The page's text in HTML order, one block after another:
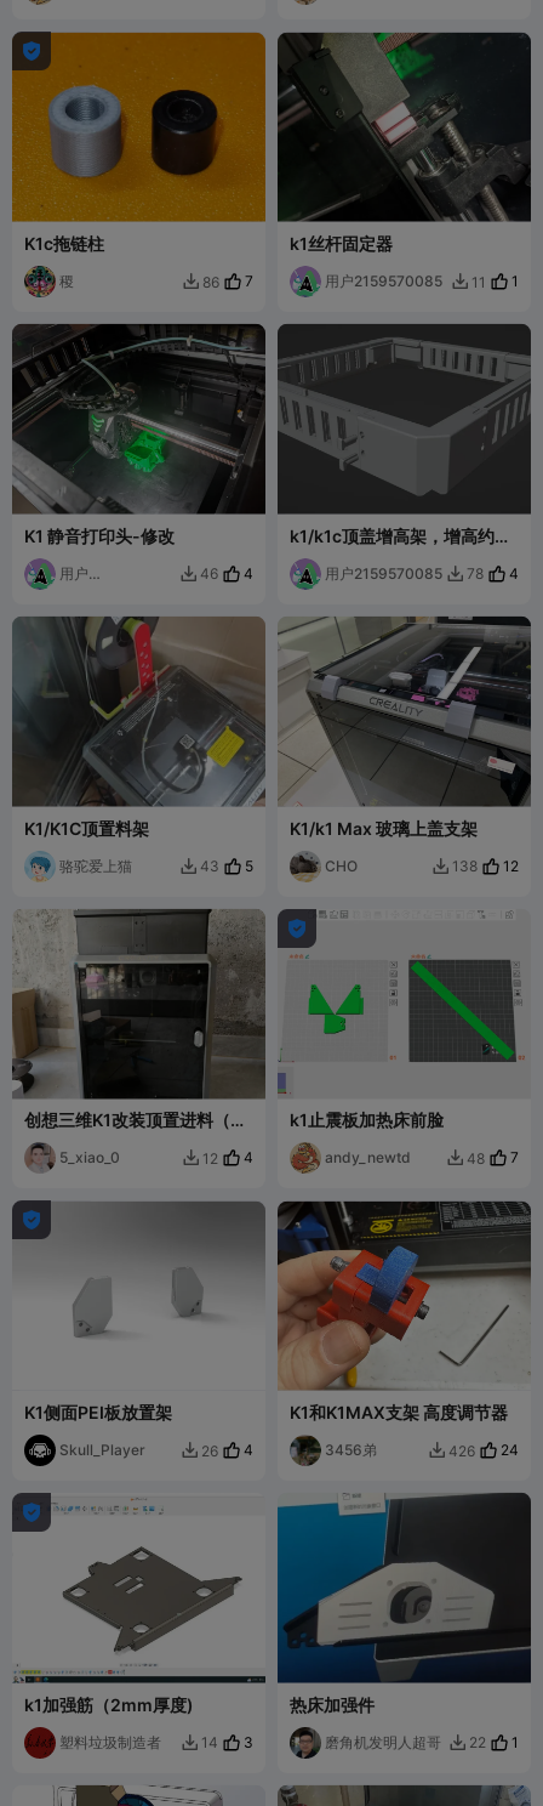

K1c拖链柱
稷  86 7
k1丝杆固定器
用户2159570085  11 1
K1 静音打印头-修改
用户
 46 4
k1/k1c顶盖增高架，增高约
4.5cm高度，可调整是否通风
用户2159570085  78 4
K1/K1C顶置料架
骆驼爱上猫  43 5
K1/k1 Max 玻璃上盖支架
CHO  138 12
创想三维K1改装顶置进料（料
盘改版）
5_xiao_0  12 4

k1止震板加热床前脸
andy_newtd  48 7

K1侧面PEI板放置架
Skull_Player  26 4
K1和K1MAX支架 高度调节器
3456弟  426 24

k1加强筋（2mm厚度)
塑料垃圾制造者  14 3
热床加强件
磨角机发明人超哥  22 1